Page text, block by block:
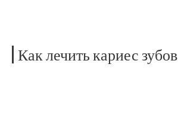
Как лечить кариес зубов